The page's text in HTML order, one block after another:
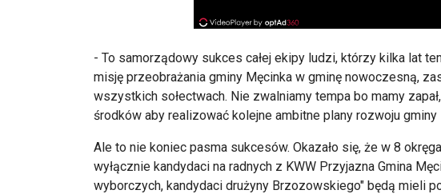
- To samorządowy sukces całej ekipy ludzi, którzy kilka lat
misję przeobrażania gminy Męcinka w gminę nowoczesną,
wszystkich sołectwach. Nie zwalniamy tempa bo mamy
środków aby realizować kolejne ambitne plany rozwoju
Ale to nie koniec pasma sukcesów. Okazało się, że w 8
wyłącznie kandydaci na radnych z KWW Przyjazna Gmina
wyborczych, kandydaci drużyny Brzozowskiego" będą mieli